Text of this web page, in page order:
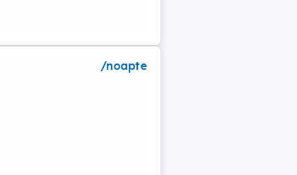
/noapte